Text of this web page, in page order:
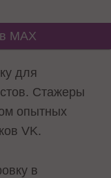
MAX
для
Стажеры
опытных
VK.
в